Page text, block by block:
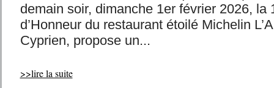
demain soir, dimanche 1er février 2026, la
d’Honneur du restaurant étoilé Michelin
Cyprien, propose un...
>>lire la suite